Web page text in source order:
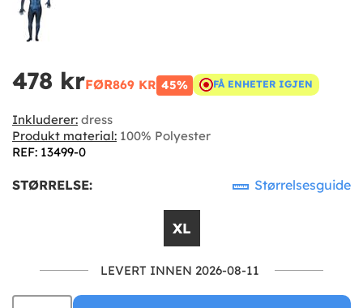
478 krFØR869 KR 45% FÅ ENHETER IGJEN
Inkluderer: dress
Produkt material: 100% Polyester
REF: 13499-0
STØRRELSE: Størrelsesguide
XL
LEVERT INNEN 2026-08-11